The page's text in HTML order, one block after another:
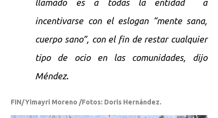
llamado es a todas la entidad a
incentivarse con el eslogan “mente sana,
cuerpo sano”, con el fin de restar cualquier
tipo de ocio en las comunidades, dijo
Méndez.
FIN/Yimayri Moreno /Fotos: Doris Hernández.